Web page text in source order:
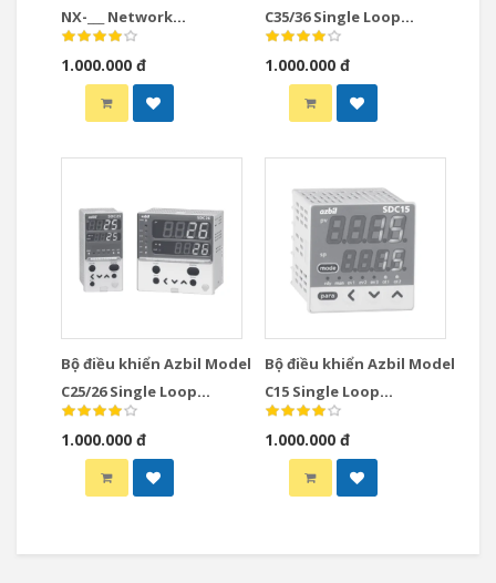
NX-___ Network
Instrumentation
Modules Controllers
1.000.000 đ
C35/36 Single Loop
Controllers
1.000.000 đ
Bộ điều khiển Azbil Model
C25/26 Single Loop
Controllers
1.000.000 đ
Bộ điều khiển Azbil Model
C15 Single Loop
Controllers
1.000.000 đ